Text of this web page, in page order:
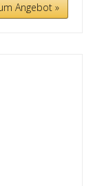
Angebot »